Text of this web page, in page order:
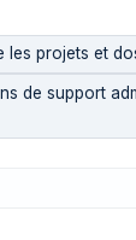
les projets et
de support